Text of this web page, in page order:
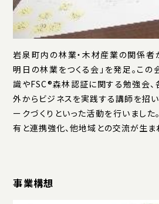
岩泉町内の林業・木材産業の関係者
明日の林業をつくる会」を発足。こ
識やFSC®森林認証に関する勉強会、
外からビジネスを実践する講師を招
ークづくりといった活動を行いまし
有と連携強化、他地域との交流が生ま
事業構想